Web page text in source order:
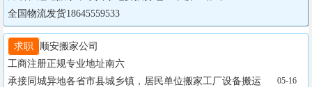
全国物流发货18645559533
求职
顺安搬家公司
工商注册正规专业地址南六
承接同城异地各省市县城乡镇，居民单位搬家工厂设备搬运
05-16